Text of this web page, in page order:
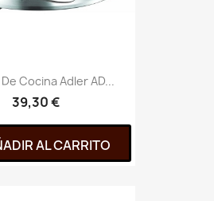
Cocina Adler AD...
39,30 €
AL CARRITO